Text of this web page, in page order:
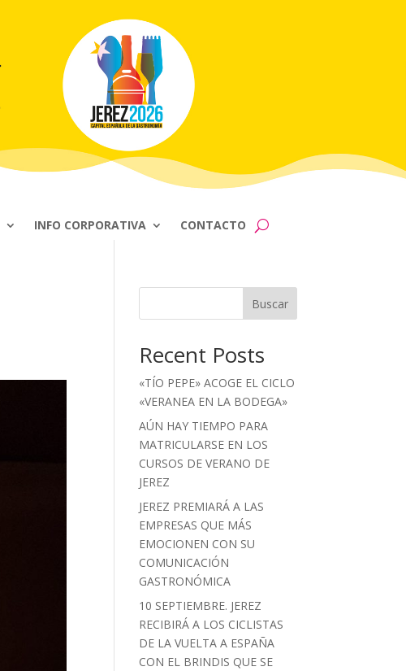
INFO CORPORATIVA CONTACTO
Buscar
Recent Posts
«TÍO PEPE» ACOGE EL CICLO
«VERANEA EN LA BODEGA»
AÚN HAY TIEMPO PARA
MATRICULARSE EN LOS
CURSOS DE VERANO DE
JEREZ
JEREZ PREMIARÁ A LAS
EMPRESAS QUE MÁS
EMOCIONEN CON SU
COMUNICACIÓN
GASTRONÓMICA
10 SEPTIEMBRE. JEREZ
RECIBIRÁ A LOS CICLISTAS
DE LA VUELTA A ESPAÑA
CON EL BRINDIS QUE SE